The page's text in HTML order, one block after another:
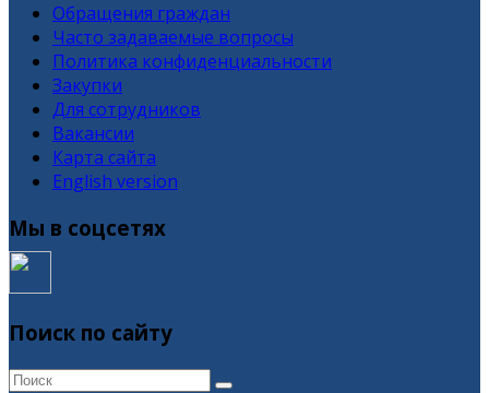
Обращения граждан
Часто задаваемые вопросы
Политика конфиденциальности
Закупки
Для сотрудников
Вакансии
Карта сайта
English version
Мы в соцсетях
Поиск по сайту